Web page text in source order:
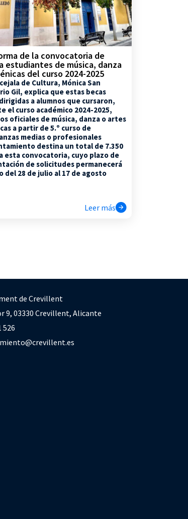
de la convocatoria de
estudiantes de música, danza
del curso 2024-2025
de Cultura, Mónica San
Gil, explica que estas becas
a alumnos que cursaron,
el curso académico 2024-2025,
oficiales de música, danza o artes
a partir de 5.º curso de
medias o profesionales
destina un total de 7.350
esta convocatoria, cuyo plazo de
de solicitudes permanecerá
del 28 de julio al 17 de agosto
Leer más
de Crevillent
9, 03330 Crevillent, Alicante
526